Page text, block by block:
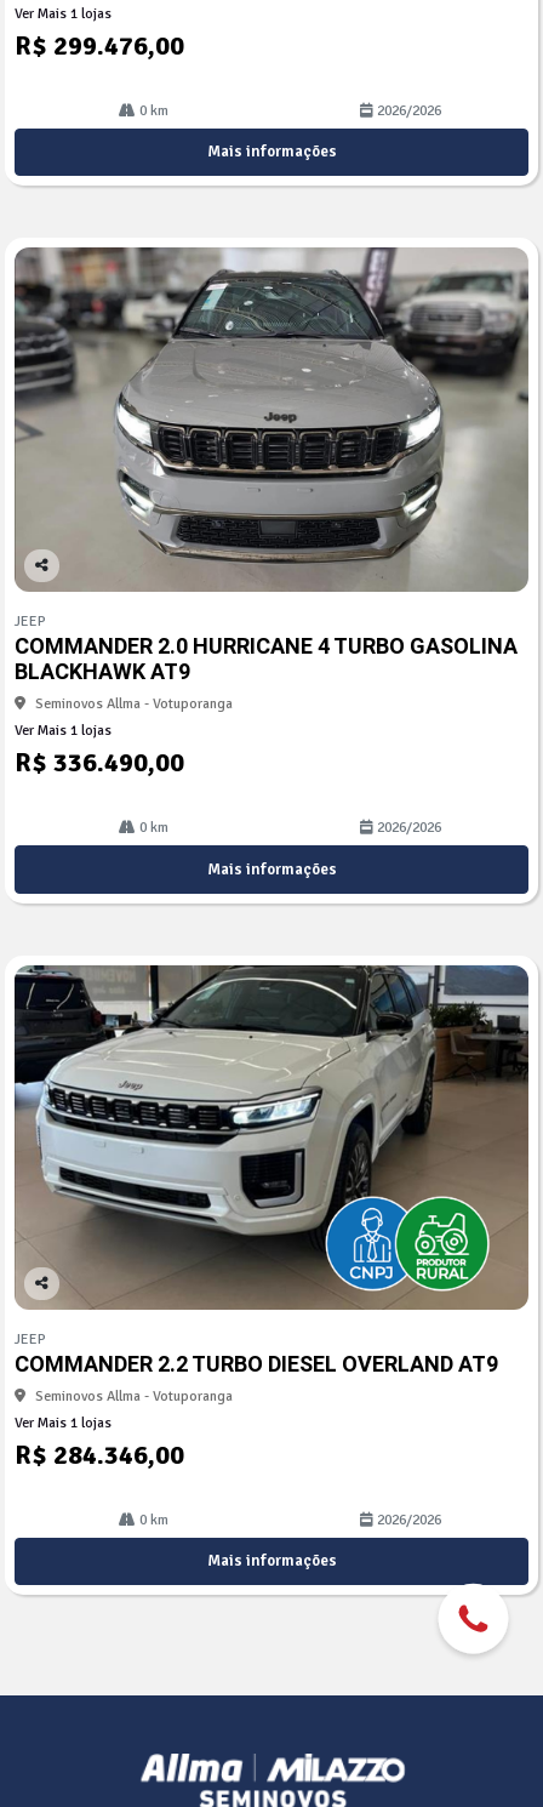
Ver Mais 1 lojas
R$ 299.476,00
0 km 2026/2026
Mais informações
Co
arti
lhe
JEEP
COMMANDER 2.0 HURRICANE 4 TURBO GASOLINA
BLACKHAWK AT9
Seminovos Allma - Votuporanga
Ver Mais 1 lojas
R$ 336.490,00
0 km 2026/2026
Mais informações
Co
arti
lhe
JEEP
COMMANDER 2.2 TURBO DIESEL OVERLAND AT9
Seminovos Allma - Votuporanga
Ver Mais 1 lojas
R$ 284.346,00
0 km 2026/2026
Mais informações